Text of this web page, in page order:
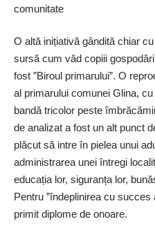
comunitate
O altă inițiativă gândită chiar
sursă cum văd copiii
fost ”Biroul primarului”. O
al primarului comunei Glina,
bandă tricolor peste
de analizat a fost un alt punct
plăcut să intre în pielea unui
administrarea unei întregi
educația lor, siguranța lor,
Pentru ”îndeplinirea cu
primit diplome de onoare.